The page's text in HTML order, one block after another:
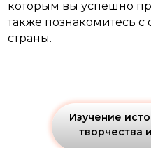
которым вы успешно
также познакомитесь
страны.
Изучение
творчества